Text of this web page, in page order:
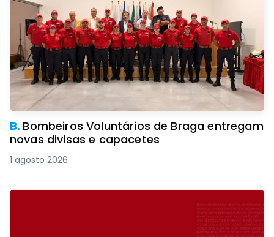
B. Bombeiros Voluntários de Braga entregam
novas divisas e capacetes
1 agosto 2026